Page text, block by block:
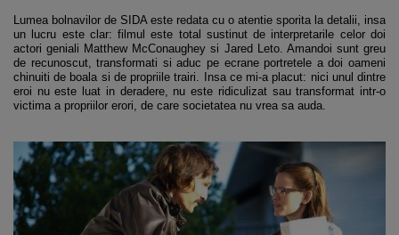
Lumea bolnavilor de SIDA este redata cu o atentie sporita la detalii, insa
un lucru este clar: filmul este total sustinut de interpretarile celor doi
actori geniali Matthew McConaughey si Jared Leto. Amandoi sunt greu
de recunoscut, transformati si aduc pe ecrane portretele a doi oameni
chinuiti de boala si de propriile trairi. Insa ce mi-a placut: nici unul dintre
eroi nu este luat in deradere, nu este ridiculizat sau transformat intr-o
victima a propriilor erori, de care societatea nu vrea sa auda.